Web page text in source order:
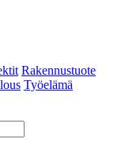
Rakennustuote
Työelämä